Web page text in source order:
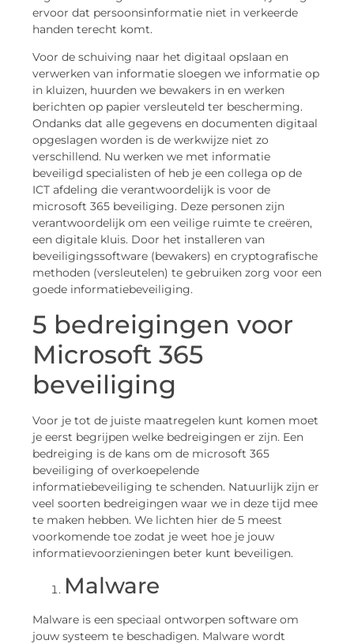
ervoor dat persoonsinformatie niet in verkeerde
handen terecht komt.
Voor de schuiving naar het digitaal opslaan en
verwerken van informatie sloegen we informatie op
in kluizen, huurden we bewakers in en werken
berichten op papier versleuteld ter bescherming.
Ondanks dat alle gegevens en documenten digitaal
opgeslagen worden is de werkwijze niet zo
verschillend. Nu werken we met informatie
beveiligd specialisten of heb je een collega op de
ICT afdeling die verantwoordelijk is voor de
microsoft 365 beveiliging. Deze personen zijn
verantwoordelijk om een veilige ruimte te creëren,
een digitale kluis. Door het installeren van
beveiligingssoftware (bewakers) en cryptografische
methoden (versleutelen) te gebruiken zorg voor een
goede informatiebeveiliging.
5 bedreigingen voor
Microsoft 365
beveiliging
Voor je tot de juiste maatregelen kunt komen moet
je eerst begrijpen welke bedreigingen er zijn. Een
bedreiging is de kans om de microsoft 365
beveiliging of overkoepelende
informatiebeveiliging te schenden. Natuurlijk zijn er
veel soorten bedreigingen waar we in deze tijd mee
te maken hebben. We lichten hier de 5 meest
voorkomende toe zodat je weet hoe je jouw
informatievoorzieningen beter kunt beveiligen.
Malware
Malware is een speciaal ontworpen software om
jouw systeem te beschadigen. Malware wordt